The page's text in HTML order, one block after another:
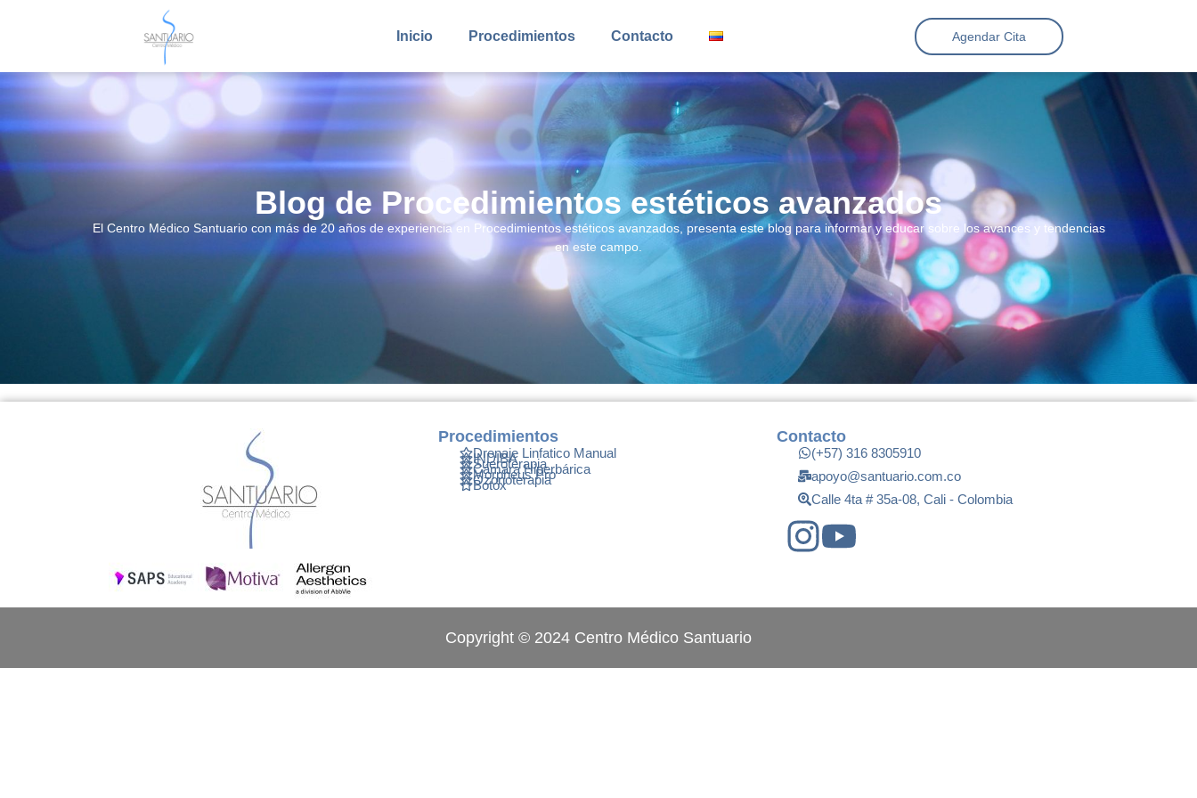
Inicio Procedimientos Contacto Agendar Cita
Blog de Procedimientos estéticos avanzados
El Centro Médico Santuario con más de 20 años de experiencia en Procedimientos estéticos avanzados, presenta este blog para informar y educar sobre los avances y tendencias
en este campo.
Procedimientos
Drenaje Linfatico Manual
INDIBA
Sueroterapia
Cámara Hiperbárica
Morpheus Pro
Ozonoterapia
Botox
Contacto
(+57) 316 8305910
apoyo@santuario.com.co
Calle 4ta # 35a-08, Cali - Colombia
Copyright © 2024 Centro Médico Santuario